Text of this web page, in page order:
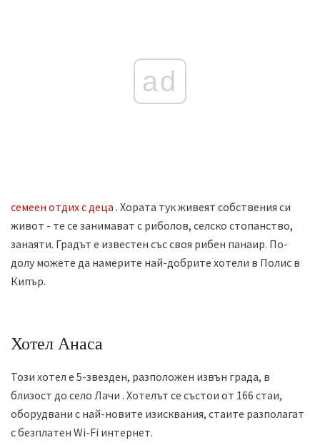
ad
семеен отдих с деца . Хората тук живеят собствения си
живот - те се занимават с риболов, селско стопанство,
занаяти. Градът е известен със своя рибен панаир. По-
долу можете да намерите най-добрите хотели в Полис в
Кипър.
Хотел Анаса
Този хотел е 5-звезден, разположен извън града, в
близост до село Лачи . Хотелът се състои от 166 стаи,
оборудвани с най-новите изисквания, стаите разполагат
с безплатен Wi-Fi интернет.